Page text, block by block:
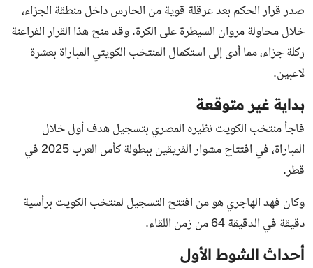
صدر قرار الحكم بعد عرقلة قوية من الحارس داخل منطقة الجزاء،
خلال محاولة مروان السيطرة على الكرة. وقد منح هذا القرار الفراعنة
ركلة جزاء، مما أدى إلى استكمال المنتخب الكويتي المباراة بعشرة
لاعبين.
بداية غير متوقعة
فاجأ منتخب الكويت نظيره المصري بتسجيل هدف أول خلال
المباراة، في افتتاح مشوار الفريقين ببطولة كأس العرب 2025 في
قطر.
وكان فهد الهاجري هو من افتتح التسجيل لمنتخب الكويت برأسية
دقيقة في الدقيقة 64 من زمن اللقاء.
أحداث الشوط الأول